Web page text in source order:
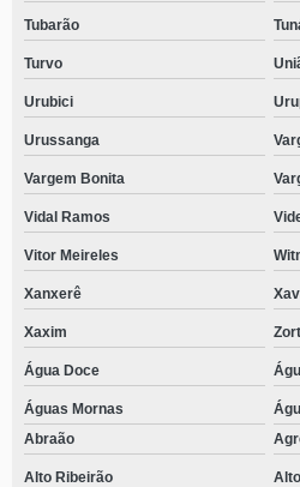
Tubarão
Turvo
Urubici
Urussanga
Vargem Bonita
Vidal Ramos
Vitor Meireles
Xanxerê
Xaxim
Água Doce
Águas Mornas
Abraão
Alto Ribeirão